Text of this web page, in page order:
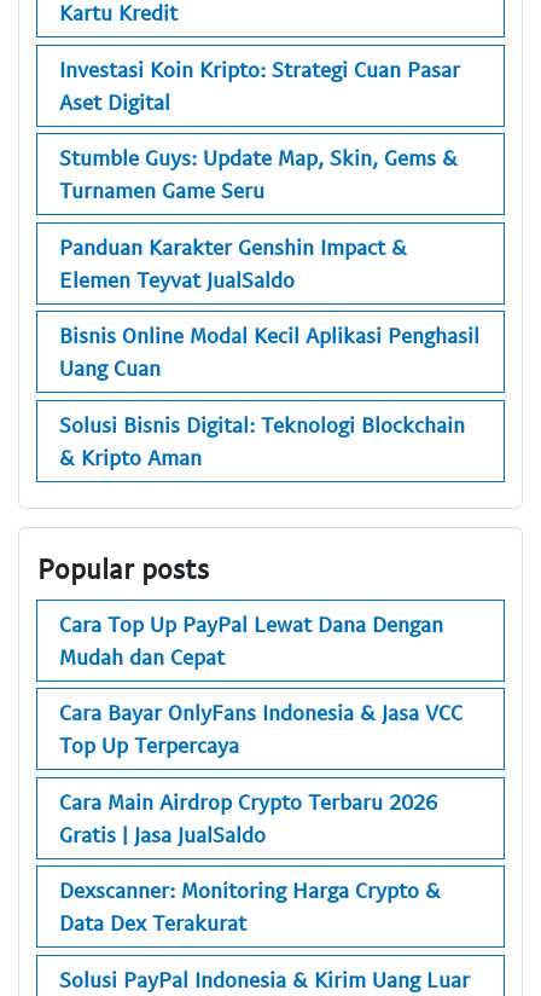
Kartu Kredit
Investasi Koin Kripto: Strategi Cuan Pasar
Aset Digital
Stumble Guys: Update Map, Skin, Gems &
Turnamen Game Seru
Panduan Karakter Genshin Impact &
Elemen Teyvat JualSaldo
Bisnis Online Modal Kecil Aplikasi Penghasil
Uang Cuan
Solusi Bisnis Digital: Teknologi Blockchain
& Kripto Aman
Popular posts
Cara Top Up PayPal Lewat Dana Dengan
Mudah dan Cepat
Cara Bayar OnlyFans Indonesia & Jasa VCC
Top Up Terpercaya
Cara Main Airdrop Crypto Terbaru 2026
Gratis | Jasa JualSaldo
Dexscanner: Monitoring Harga Crypto &
Data Dex Terakurat
Solusi PayPal Indonesia & Kirim Uang Luar